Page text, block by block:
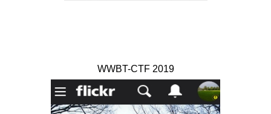
WWBT-CTF 2019